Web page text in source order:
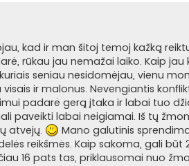
kad ir man šitoj temoj kažką
rūkau jau nemažai laiko. Kaip jau
seniau nesidomėjau, vienu
ir malonus. Nevengiantis
padarė gerą įtaka ir labai tuo
paveikti labai neigiamai. Iš tų
atvejų.
Mano galutinis
reikšmės. Kaip sakoma, gali būt
16 pats tas, priklausomai nuo